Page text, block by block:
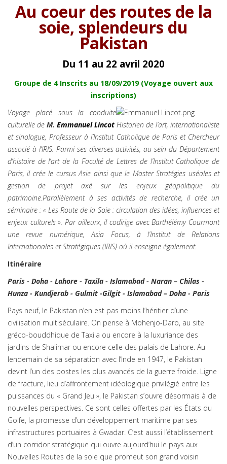
Au coeur des routes de la
soie, splendeurs du
Pakistan
Du 11 au 22 avril 2020
Groupe de 4 Inscrits au 18/09/2019 (Voyage ouvert aux
inscriptions)
Voyage placé sous la conduite
culturelle de M. Emmanuel Lincot Historien de l’art, internationaliste
et sinologue, Professeur à l’Institut Catholique de Paris et Chercheur
associé à l’IRIS. Parmi ses diverses activités, au sein du Département
d’histoire de l’art de la Faculté de Lettres de l’Institut Catholique de
Paris, il crée le cursus Asie ainsi que le Master Stratégies uséales et
gestion de projet axé sur les enjeux géopolitique du
patrimoine.Parallèlement à ses activités de recherche, il crée un
séminaire : « Les Route de la Soie : circulation des idées, influences et
enjeux culturels ». Par ailleurx, il codirige avec Barthélémy Courmont
une revue numérique, Asia Focus, à l’Institut de Relations
Internationales et Stratégiques (IRIS) où il enseigne également.
Itinéraire
Paris - Doha - Lahore - Taxila - Islamabad - Naran – Chilas -
Hunza - Kundjerab - Gulmit -Gilgit - Islamabad – Doha - Paris
Pays neuf, le Pakistan n’en est pas moins l’héritier d’une
civilisation multiséculaire. On pense à Mohenjo-Daro, au site
gréco-bouddhique de Taxila ou encore à la luxuriance des
jardins de Shalimar ou encore celle des palais de Lahore. Au
lendemain de sa séparation avec l’Inde en 1947, le Pakistan
devint l’un des postes les plus avancés de la guerre froide. Ligne
de fracture, lieu d’affrontement idéologique privilégié entre les
puissances du « Grand Jeu », le Pakistan s’ouvre désormais à de
nouvelles perspectives. Ce sont celles offertes par les États du
Golfe, la promesse d’un développement maritime par ses
infrastructures portuaires à Gwadar. C’est aussi l’établissement
d’un corridor stratégique qui ouvre aujourd’hui le pays aux
Nouvelles Routes de la soie que promeut son grand voisin